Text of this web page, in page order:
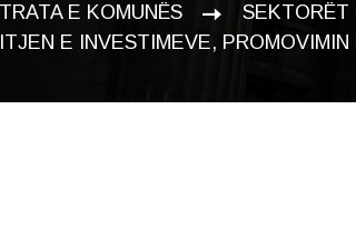
E KOMUNËS
SEKTORËT
E INVESTIMEVE,